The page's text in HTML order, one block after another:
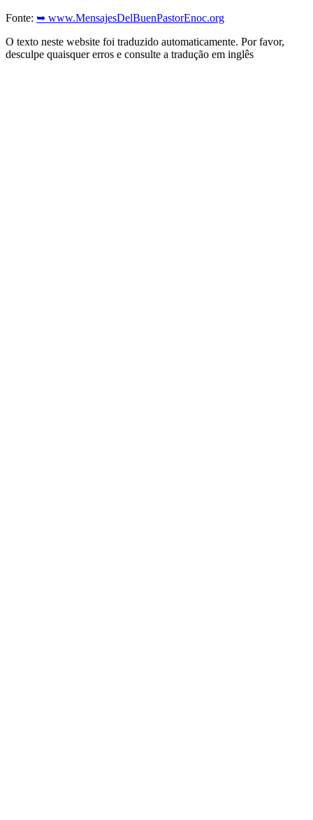
Fonte: ➥ www.MensajesDelBuenPastorEnoc.org
O texto neste website foi traduzido automaticamente. Por favor,
desculpe quaisquer erros e consulte a tradução em inglês